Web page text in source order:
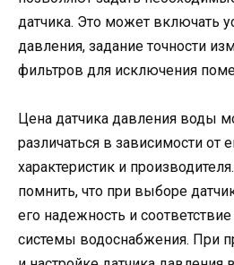
датчика. Это может включать
давления, задание точности
фильтров для исключения
Цена датчика давления воды
различаться в зависимости от
характеристик и
помнить, что при выборе
его надежность и
системы водоснабжения. При